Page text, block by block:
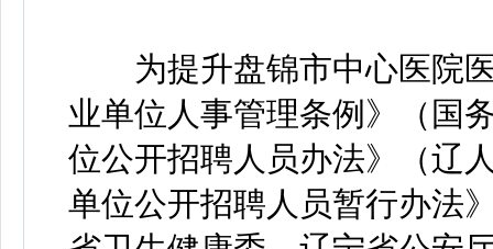
为提升盘锦市中心医院医
业单位人事管理条例》（国
位公开招聘人员办法》（辽
单位公开招聘人员暂行办法